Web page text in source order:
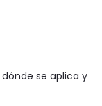
se aplica y